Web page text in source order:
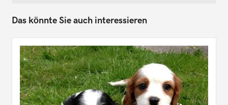
Das könnte Sie auch interessieren